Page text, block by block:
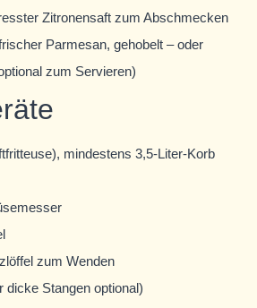
Zitronensaft zum Abschmecken
Parmesan, gehobelt – oder
zum Servieren)
mindestens 3,5-Liter-Korb
zum Wenden
dicke Stangen optional)